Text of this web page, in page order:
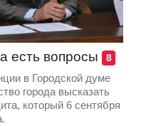
есть вопросы 8
в Городской думе
города высказать
который 6 сентября